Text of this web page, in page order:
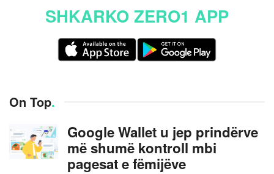
SHKARKO ZERO1 APP
On Top.
Google Wallet u jep prindërve
më shumë kontroll mbi
pagesat e fëmijëve